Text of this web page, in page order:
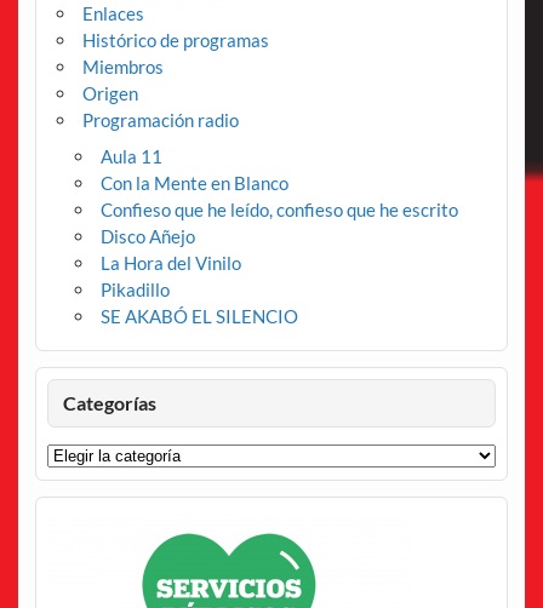
Enlaces
Histórico de programas
Miembros
Origen
Programación radio
Aula 11
Con la Mente en Blanco
Confieso que he leído, confieso que he escrito
Disco Añejo
La Hora del Vinilo
Pikadillo
SE AKABÓ EL SILENCIO
Categorías
Categorías